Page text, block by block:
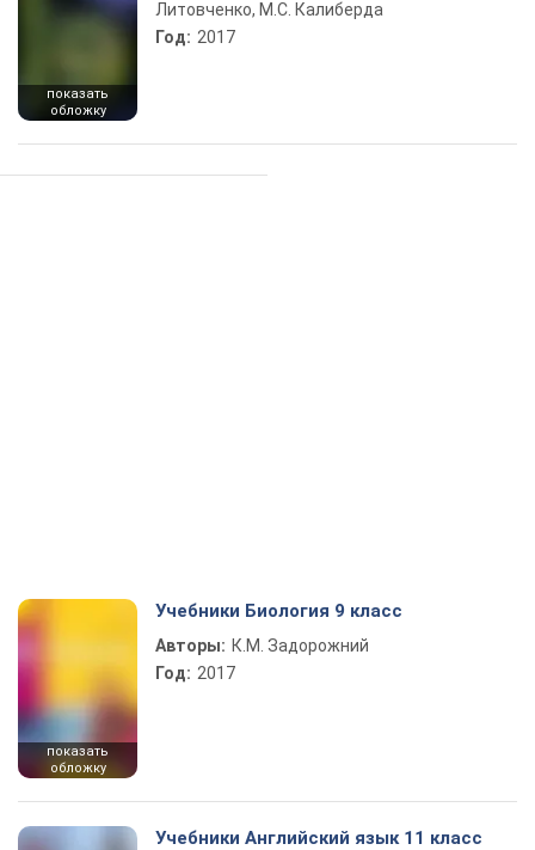
показать
обложку
Литовченко, М.С. Калиберда
Год: 2017
показать
обложку
Учебники Биология 9 класс
Авторы: К.М. Задорожний
Год: 2017
Учебники Английский язык 11 класс